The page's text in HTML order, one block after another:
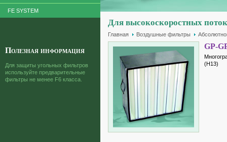
FE SYSTEM
Полезная информация
Для защиты угольных фильтров
используйте предварительные
фильтры не менее F6 класса.
Для высокоскоростных
Главная Воздушные фильтры
GP-
(Н13)